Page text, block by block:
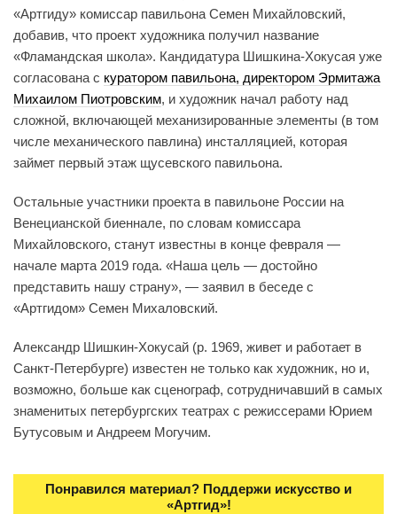
«Артгиду» комиссар павильона Семен Михайловский,
добавив, что проект художника получил название
«Фламандская школа». Кандидатура Шишкина-Хокусая уже
согласована с куратором павильона, директором Эрмитажа
Михаилом Пиотровским, и художник начал работу над
сложной, включающей механизированные элементы (в том
числе механического павлина) инсталляцией, которая
займет первый этаж щусевского павильона.
Остальные участники проекта в павильоне России на
Венецианской биеннале, по словам комиссара
Михайловского, станут известны в конце февраля —
начале марта 2019 года. «Наша цель — достойно
представить нашу страну», — заявил в беседе с
«Артгидом» Семен Михаловский.
Александр Шишкин-Хокусай (р. 1969, живет и работает в
Санкт-Петербурге) известен не только как художник, но и,
возможно, больше как сценограф, сотрудничавший в самых
знаменитых петербургских театрах с режиссерами Юрием
Бутусовым и Андреем Могучим.
Понравился материал? Поддержи искусство и
«Артгид»!